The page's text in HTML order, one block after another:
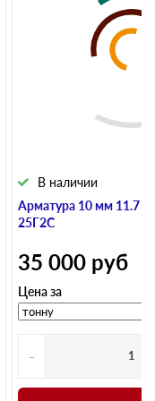
Арматура 10 мм 11.7 м
25Г2С
В наличии
35 000 руб
Цена за
-